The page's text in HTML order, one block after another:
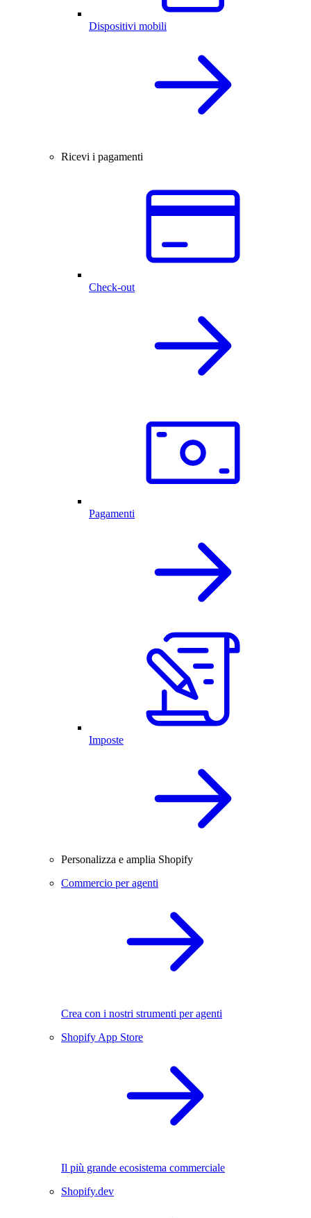
Dispositivi mobili
Ricevi i pagamenti
Check-out
Pagamenti
Imposte
Personalizza e amplia Shopify
Commercio per agenti
Crea con i nostri strumenti per agenti
Shopify App Store
Il più grande ecosistema commerciale
Shopify.dev